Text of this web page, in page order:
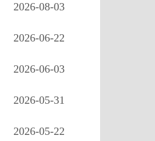
2026-08-03
2026-06-22
2026-06-03
2026-05-31
2026-05-22